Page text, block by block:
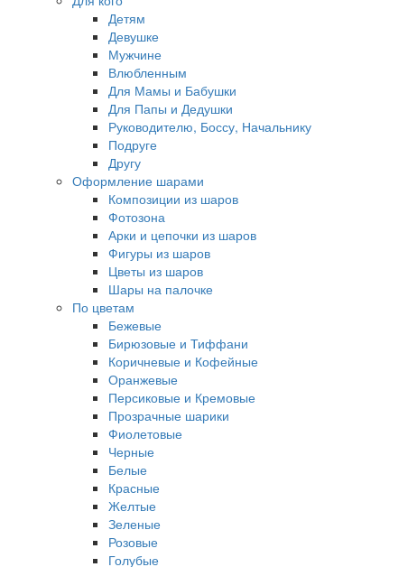
Детям
Девушке
Мужчине
Влюбленным
Для Мамы и Бабушки
Для Папы и Дедушки
Руководителю, Боссу, Начальнику
Подруге
Другу
Оформление шарами
Композиции из шаров
Фотозона
Арки и цепочки из шаров
Фигуры из шаров
Цветы из шаров
Шары на палочке
По цветам
Бежевые
Бирюзовые и Тиффани
Коричневые и Кофейные
Оранжевые
Персиковые и Кремовые
Прозрачные шарики
Фиолетовые
Черные
Белые
Красные
Желтые
Зеленые
Розовые
Голубые